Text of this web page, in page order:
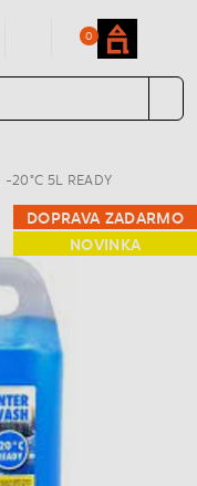
0
20°C 5L READY
DOPRAVA ZADARMO
NOVINKA